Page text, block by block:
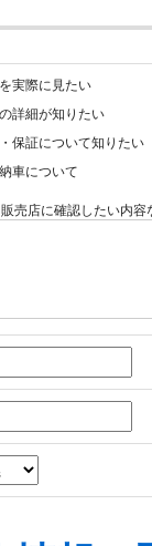
実際に見たい
詳細が知りたい
保証について知りたい
車について
売店に確認したい内